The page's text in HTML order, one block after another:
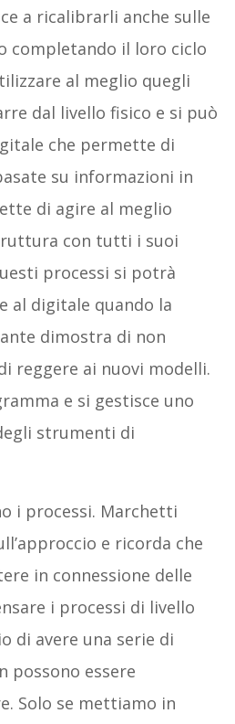
a ricalibrarli anche sulle
completando il loro ciclo
al meglio quegli
dal livello fisico e si può
che permette di
su informazioni in
di agire al meglio
con tutti i suoi
processi si potrà
al digitale quando la
dimostra di non
reggere ai nuovi modelli.
e si gestisce uno
strumenti di
i processi. Marchetti
e ricorda che
in connessione delle
i processi di livello
di avere una serie di
possono essere
Solo se mettiamo in